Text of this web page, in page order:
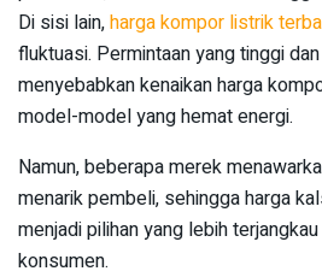
Di sisi lain,harga kompor listrik
fluktuasi. Permintaan yang tinggi
menyebabkan kenaikan harga
model-model yang hemat energi.
Namun, beberapa merek
menarik pembeli, sehingga harga
menjadi pilihan yang lebih
konsumen.